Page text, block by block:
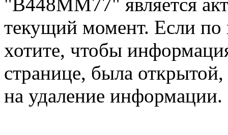
"В448ММ77" является
текущий момент. Если
хотите, чтобы
странице, была открытой,
на удаление информации.